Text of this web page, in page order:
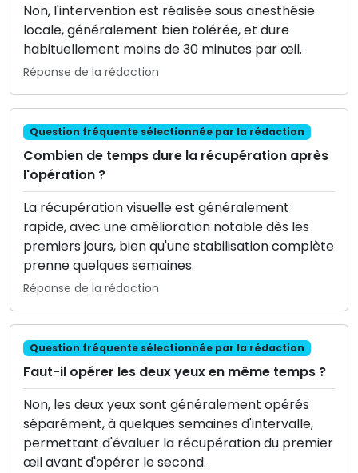
Non, l'intervention est réalisée sous anesthésie
locale, généralement bien tolérée, et dure
habituellement moins de 30 minutes par œil.
Réponse de la rédaction
Question fréquente sélectionnée par la rédaction
Combien de temps dure la récupération après
l'opération ?
La récupération visuelle est généralement
rapide, avec une amélioration notable dès les
premiers jours, bien qu'une stabilisation complète
prenne quelques semaines.
Réponse de la rédaction
Question fréquente sélectionnée par la rédaction
Faut-il opérer les deux yeux en même temps ?
Non, les deux yeux sont généralement opérés
séparément, à quelques semaines d'intervalle,
permettant d'évaluer la récupération du premier
œil avant d'opérer le second.